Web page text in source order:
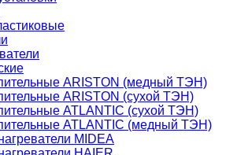
ARISTON (медный ТЭН)
ARISTON (сухой ТЭН)
ATLANTIC (сухой ТЭН)
ATLANTIC (медный ТЭН)
MIDEA